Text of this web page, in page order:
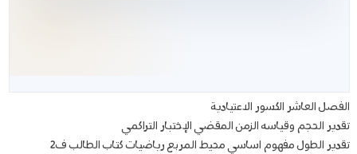
الفصل العاشر الكسور الاعتيادية
تقدير الحجم وقياسه الزمن المقضي الإختبار التراكمي
تقدير الطول مفهوم اساسي محيط المربع رياضيات كتاب الطالب ف2